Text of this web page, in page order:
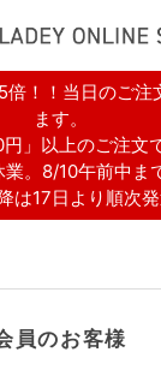
！！当日のご注
ます。
」以上のご注文
。8/10午前中ま
は17日より順次発
員のお客様